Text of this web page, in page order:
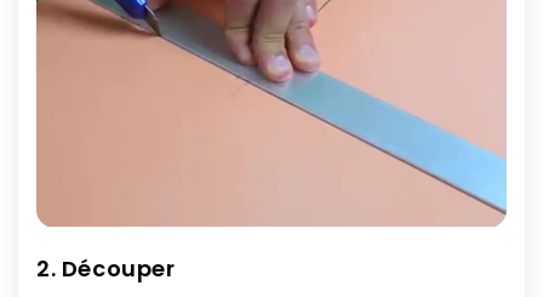
2. Découper